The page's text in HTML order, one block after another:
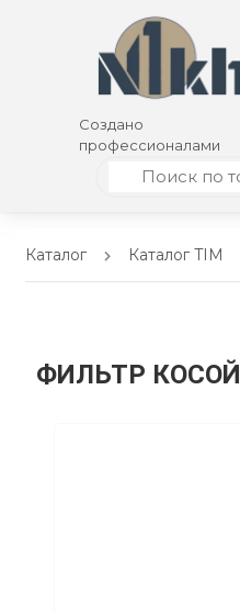
Создано
профессионалами
Каталог Каталог TIM
ФИЛЬТР